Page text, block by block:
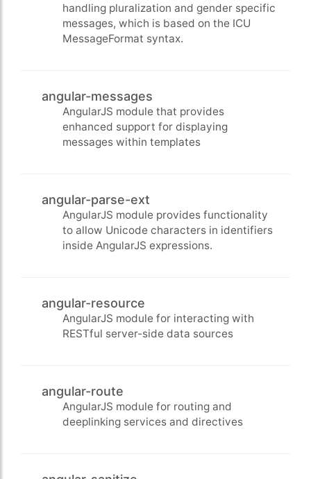
handling pluralization and gender specific
messages, which is based on the ICU
MessageFormat syntax.
angular-messages
AngularJS module that provides
enhanced support for displaying
messages within templates
angular-parse-ext
AngularJS module provides functionality
to allow Unicode characters in identifiers
inside AngularJS expressions.
angular-resource
AngularJS module for interacting with
RESTful server-side data sources
angular-route
AngularJS module for routing and
deeplinking services and directives